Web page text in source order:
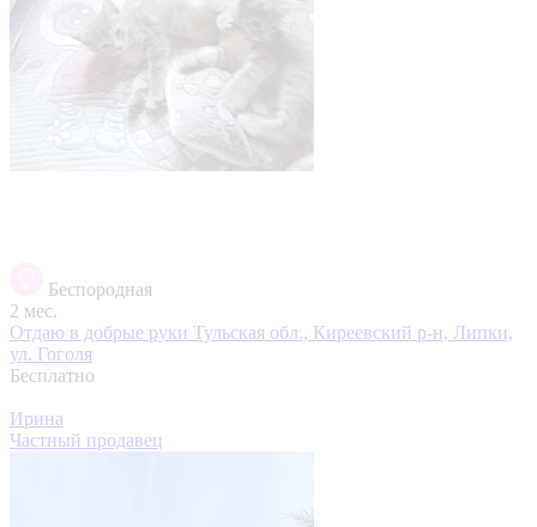
Беспородная
2 мес.
Отдаю в добрые руки Тульская обл., Киреевский р-н, Липки,
ул. Гоголя
Бесплатно
Ирина
Частный продавец